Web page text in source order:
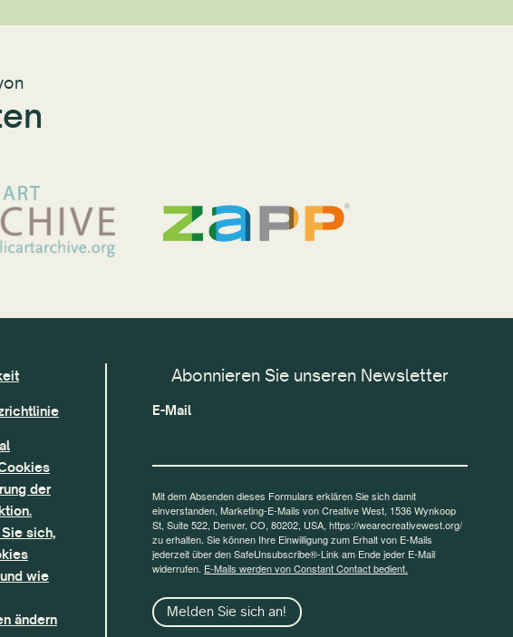
der
sich,
wie
ändern
Abonnieren Sie unseren Newsletter
E-Mail
Mit dem Absenden dieses Formulars erklären Sie sich damit
einverstanden, Marketing-E-Mails von Creative West, 1536 Wynkoop
St, Suite 522, Denver, CO, 80202, USA, https://wearecreativewest.org/
zu erhalten. Sie können Ihre Einwilligung zum Erhalt von E-Mails
jederzeit über den SafeUnsubscribe®-Link am Ende jeder E-Mail
widerrufen. E-Mails werden von Constant Contact bedient.
Melden Sie sich an!